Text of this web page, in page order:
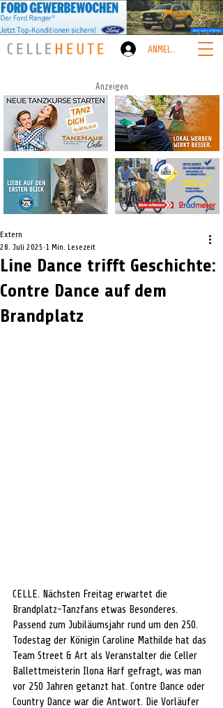
ANMELDEN
Anzeigen
Line Dance trifft Geschichte:
Contre Dance auf dem
Brandplatz
Extern
28. Juli 2025 1 Min. Lesezeit
CELLE. Nächsten Freitag erwartet die
Brandplatz-Tanzfans etwas Besonderes.
Passend zum Jubiläumsjahr rund um den 250.
Todestag der Königin Caroline Mathilde hat das
Team Street & Art als Veranstalter die Celler
Ballettmeisterin Ilona Harf gefragt, was man
vor 250 Jahren getanzt hat. Contre Dance oder
Country Dance war die Antwort. Die Vorläufer